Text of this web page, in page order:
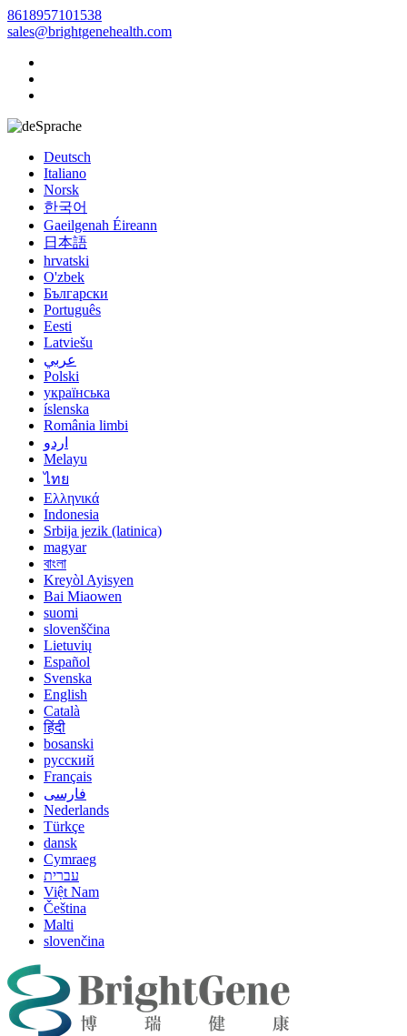
8618957101538
sales@brightgenehealth.com
Sprache
Deutsch
Italiano
Norsk
한국어
Gaeilgenah Éireann
日本語
hrvatski
O'zbek
Български
Português
Eesti
Latviešu
عربي
Polski
українська
íslenska
România limbi
اردو
Melayu
ไทย
Ελληνικά
Indonesia
Srbija jezik (latinica)
magyar
বাংলা
Kreyòl Ayisyen
Bai Miaowen
suomi
slovenščina
Lietuvių
Español
Svenska
English
Català
हिंदी
bosanski
русский
Français
فارسی
Nederlands
Türkçe
dansk
Cymraeg
עברית
Việt Nam
Čeština
Malti
slovenčina